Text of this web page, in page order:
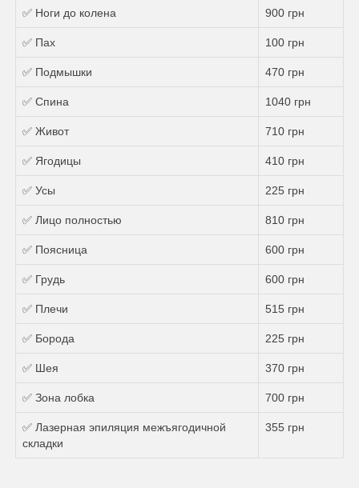
✅ Ноги до колена 900 грн
✅ Пах 100 грн
✅ Подмышки 470 грн
✅ Спина 1040 грн
✅ Живот 710 грн
✅ Ягодицы 410 грн
✅ Усы 225 грн
✅ Лицо полностью 810 грн
✅ Поясница 600 грн
✅ Грудь 600 грн
✅ Плечи 515 грн
✅ Борода 225 грн
✅ Шея 370 грн
✅ Зона лобка 700 грн
✅ Лазерная эпиляция межъягодичной
складки
355 грн